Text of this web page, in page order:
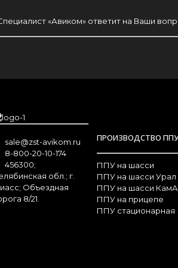
«Авиком» ответит на Ваши
sale@zst-avikom.ru
8-800-20-10-174
456300;
обл.; г.
Объездная
8/21.
ПРОИЗВОДСТВО ППУ
ППУ на шасси
ППУ на шасси Урал
ППУ на шасси
ППУ на прицепе
ППУ стационарная